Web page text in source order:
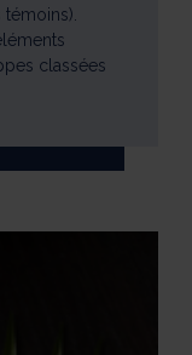
classées